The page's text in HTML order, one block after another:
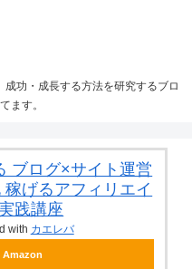
功・成長する方法を研究するブロ
ます。
ブログ×サイト運営
げるアフィリエイ
践講座
with カエレバ
Amazon